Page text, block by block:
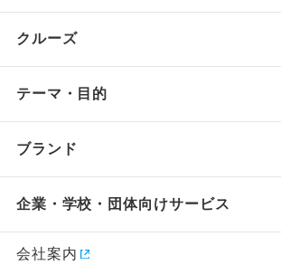
クルーズ
テーマ・目的
ブランド
企業・学校・団体向けサービス
会社案内